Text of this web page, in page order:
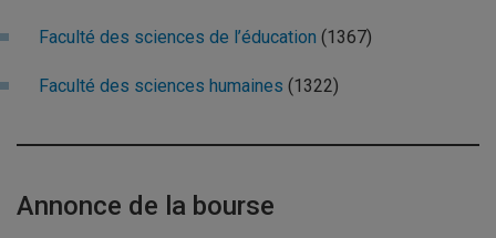
Faculté des sciences de l’éducation (1367)
Faculté des sciences humaines (1322)
Annonce de la bourse